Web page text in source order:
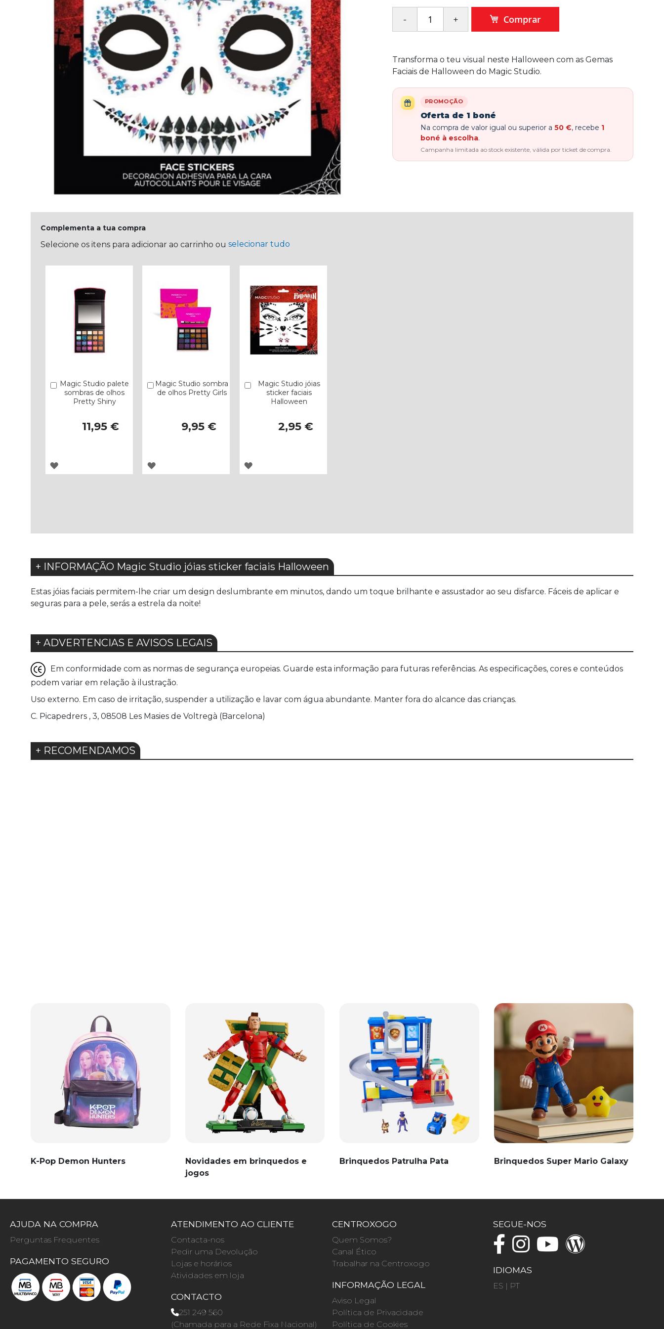
Comprar
Transforma o teu visual neste Halloween com as Gemas
Faciais de Halloween do Magic Studio.
PROMOÇÃO
Oferta de 1 boné
Na compra de valor igual ou superior a 50 €, recebe 1
boné à escolha.
Campanha limitada ao stock existente, válida por ticket de compra.
Complementa a tua compra
Selecione os itens para adicionar ao carrinho ou selecionar tudo
Magic Studio palete
sombras de olhos
Pretty Shiny
11,95 €
Comprar
ADICIONAR
DESEJOS
Magic Studio sombra
de olhos Pretty Girls
9,95 €
Comprar
ADICIONAR
DESEJOS
Magic Studio jóias
sticker faciais
Halloween
2,95 €
Comprar
ADICIONAR
DESEJOS
+ INFORMAÇÃO Magic Studio jóias sticker faciais Halloween
Estas jóias faciais permitem-lhe criar um design deslumbrante em minutos, dando um toque brilhante e assustador ao seu disfarce. Fáceis de aplicar e
seguras para a pele, serás a estrela da noite!
+ ADVERTENCIAS E AVISOS LEGAIS
Em conformidade com as normas de segurança europeias. Guarde esta informação para futuras referências. As especificações, cores e conteúdos
podem variar em relação à ilustração.
Uso externo. Em caso de irritação, suspender a utilização e lavar com água abundante. Manter fora do alcance das crianças.
C. Picapedrers , 3, 08508 Les Masies de Voltregà (Barcelona)
+ RECOMENDAMOS
K-Pop Demon Hunters
Novidades em brinquedos e
jogos
Brinquedos Patrulha Pata Brinquedos Super Mario Galaxy
AJUDA NA COMPRA
Perguntas Frequentes
PAGAMENTO SEGURO
ATENDIMENTO AO CLIENTE
Contacta-nos
Pedir uma Devolução
Lojas e horários
Atividades em loja
CONTACTO
251 249 560
(Chamada para a Rede Fixa Nacional)
CENTROXOGO
Quem Somos?
Canal Ético
Trabalhar na Centroxogo
INFORMAÇÃO LEGAL
Aviso Legal
Política de Privacidade
Política de Cookies
SEGUE-NOS
IDIOMAS
ES | PT